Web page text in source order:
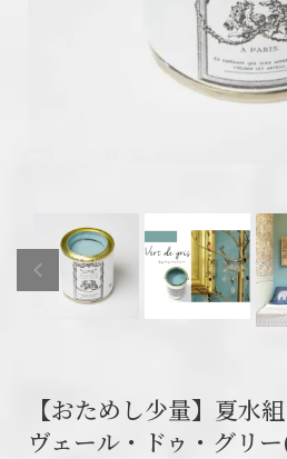
【おためし少量】夏水
ヴェール・ドゥ・グリ